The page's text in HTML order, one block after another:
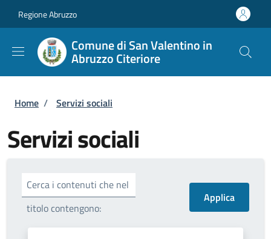
Regione Abruzzo
Comune di San Valentino in
Abruzzo Citeriore
Briciole di pane
Home / Servizi sociali
Servizi sociali
Cerca i contenuti che nel
titolo contengono: